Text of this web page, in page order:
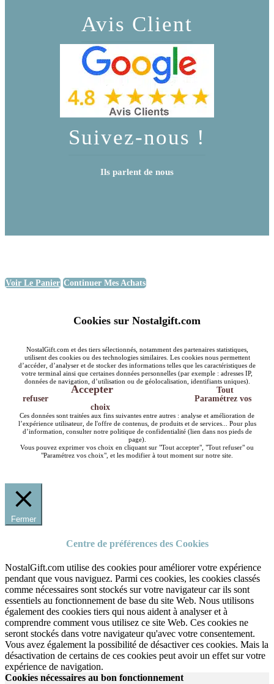
Avis Client
Suivez-nous !
Ils parlent de nous
Voir Le Panier Continuer Mes Achats
Cookies sur Nostalgift.com
NostalGift.com et des tiers sélectionnés, notamment des partenaires statistiques,
utilisent des cookies ou des technologies similaires. Les cookies nous permettent
d’accéder, d’analyser et de stocker des informations telles que les caractéristiques de
votre terminal ainsi que certaines données personnelles (par exemple : adresses IP,
données de navigation, d’utilisation ou de géolocalisation, identifiants uniques).
Accepter
Tout
refuser
Paramétrez vos
choix
Ces données sont traitées aux fins suivantes entre autres : analyse et amélioration de
l’expérience utilisateur, de l'offre de contenus, de produits et de services... Pour plus
d’information, consulter notre politique de confidentialité (lien dans nos pieds de
page).
Vous pouvez exprimer vos choix en cliquant sur "Tout accepter", "Tout refuser" ou
"Paramétrez vos choix", et les modifier à tout moment sur notre site.
Fermer
Centre de préférences des Cookies
NostalGift.com utilise des cookies pour améliorer votre expérience
pendant que vous naviguez. Parmi ces cookies, les cookies classés
comme nécessaires sont stockés sur votre navigateur car ils sont
essentiels au fonctionnement de base du site Web. Nous utilisons
également des cookies tiers qui nous aident à analyser et à
comprendre comment vous utilisez ce site Web. Ces cookies ne
seront stockés dans votre navigateur qu'avec votre consentement.
Vous avez également la possibilité de désactiver ces cookies. Mais la
désactivation de certains de ces cookies peut avoir un effet sur votre
expérience de navigation.
Cookies nécessaires au bon fonctionnement